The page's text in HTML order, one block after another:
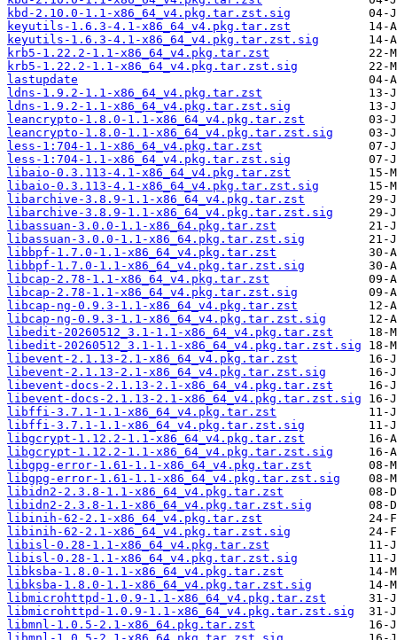
kbd-2.10.0-1.1-x86_64_v4.pkg.tar.zst.sig
keyutils-1.6.3-4.1-x86_64_v4.pkg.tar.zst
keyutils-1.6.3-4.1-x86_64_v4.pkg.tar.zst.sig
krb5-1.22.2-1.1-x86_64_v4.pkg.tar.zst
krb5-1.22.2-1.1-x86_64_v4.pkg.tar.zst.sig
lastupdate
ldns-1.9.2-1.1-x86_64_v4.pkg.tar.zst
ldns-1.9.2-1.1-x86_64_v4.pkg.tar.zst.sig
leancrypto-1.8.0-1.1-x86_64_v4.pkg.tar.zst
leancrypto-1.8.0-1.1-x86_64_v4.pkg.tar.zst.sig
less-1:704-1.1-x86_64_v4.pkg.tar.zst
less-1:704-1.1-x86_64_v4.pkg.tar.zst.sig
libaio-0.3.113-4.1-x86_64_v4.pkg.tar.zst
libaio-0.3.113-4.1-x86_64_v4.pkg.tar.zst.sig
libarchive-3.8.9-1.1-x86_64_v4.pkg.tar.zst
libarchive-3.8.9-1.1-x86_64_v4.pkg.tar.zst.sig
libassuan-3.0.0-1.1-x86_64.pkg.tar.zst
libassuan-3.0.0-1.1-x86_64.pkg.tar.zst.sig
libbpf-1.7.0-1.1-x86_64_v4.pkg.tar.zst
libbpf-1.7.0-1.1-x86_64_v4.pkg.tar.zst.sig
libcap-2.78-1.1-x86_64_v4.pkg.tar.zst
libcap-2.78-1.1-x86_64_v4.pkg.tar.zst.sig
libcap-ng-0.9.3-1.1-x86_64_v4.pkg.tar.zst
libcap-ng-0.9.3-1.1-x86_64_v4.pkg.tar.zst.sig
libedit-20260512_3.1-1.1-x86_64_v4.pkg.tar.zst
libedit-20260512_3.1-1.1-x86_64_v4.pkg.tar.zst.sig
libevent-2.1.13-2.1-x86_64_v4.pkg.tar.zst
libevent-2.1.13-2.1-x86_64_v4.pkg.tar.zst.sig
libevent-docs-2.1.13-2.1-x86_64_v4.pkg.tar.zst
libevent-docs-2.1.13-2.1-x86_64_v4.pkg.tar.zst.sig
libffi-3.7.1-1.1-x86_64_v4.pkg.tar.zst
libffi-3.7.1-1.1-x86_64_v4.pkg.tar.zst.sig
libgcrypt-1.12.2-1.1-x86_64_v4.pkg.tar.zst
libgcrypt-1.12.2-1.1-x86_64_v4.pkg.tar.zst.sig
libgpg-error-1.61-1.1-x86_64_v4.pkg.tar.zst
libgpg-error-1.61-1.1-x86_64_v4.pkg.tar.zst.sig
libidn2-2.3.8-1.1-x86_64_v4.pkg.tar.zst
libidn2-2.3.8-1.1-x86_64_v4.pkg.tar.zst.sig
libinih-62-2.1-x86_64_v4.pkg.tar.zst
libinih-62-2.1-x86_64_v4.pkg.tar.zst.sig
libisl-0.28-1.1-x86_64_v4.pkg.tar.zst
libisl-0.28-1.1-x86_64_v4.pkg.tar.zst.sig
libksba-1.8.0-1.1-x86_64_v4.pkg.tar.zst
libksba-1.8.0-1.1-x86_64_v4.pkg.tar.zst.sig
libmicrohttpd-1.0.9-1.1-x86_64_v4.pkg.tar.zst
libmicrohttpd-1.0.9-1.1-x86_64_v4.pkg.tar.zst.sig
libmnl-1.0.5-2.1-x86_64.pkg.tar.zst